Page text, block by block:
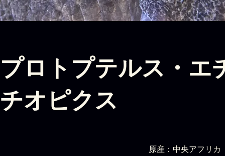
プロトプテルス・エ
チオピクス
原産：中央アフリカ